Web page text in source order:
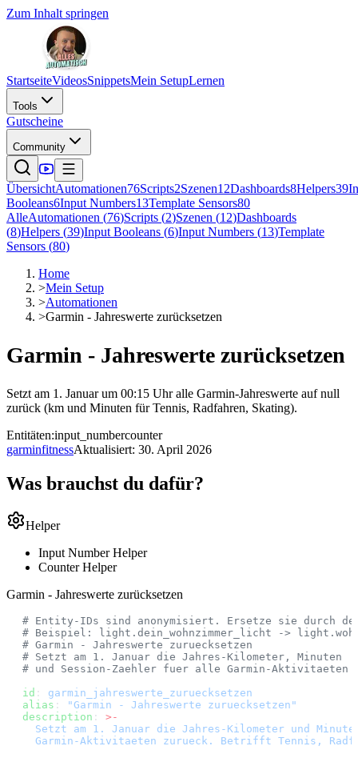
Zum Inhalt springen
StartseiteVideosSnippetsMein SetupLernen
Tools
Gutscheine
Community
ÜbersichtAutomationen76Scripts2Szenen12Dashboards8Helpers39
Booleans6Input Numbers13Template Sensors80
AlleAutomationen (76)Scripts (2)Szenen (12)Dashboards
(8)Helpers (39)Input Booleans (6)Input Numbers (13)Template
Sensors (80)
Home
>Mein Setup
>Automationen
>Garmin - Jahreswerte zurücksetzen
Garmin - Jahreswerte zurücksetzen
Setzt am 1. Januar um 00:15 Uhr alle Garmin-Jahreswerte auf null
zurück (km und Minuten für Tennis, Radfahren, Skating).
Entitäten:input_numbercounter
garminfitnessAktualisiert: 30. April 2026
Was brauchst du dafür?
Helper
Input Number Helper
Counter Helper
Garmin - Jahreswerte zurücksetzen
# Entity-IDs sind anonymisiert. Ersetze sie durch
# Beispiel: light.dein_wohnzimmer_licht ->
# Garmin - Jahreswerte zuruecksetzen
# Setzt am 1. Januar die Jahres-Kilometer, Minuten
# und Session-Zaehler fuer alle Garmin-Aktivitaeten
id : garmin_jahreswerte_zuruecksetzen
alias :
"Garmin - Jahreswerte zuruecksetzen"
description : >-
Setzt am 1. Januar die Jahres-Kilometer und
Garmin-Aktivitaeten zurueck. Betrifft Tennis,